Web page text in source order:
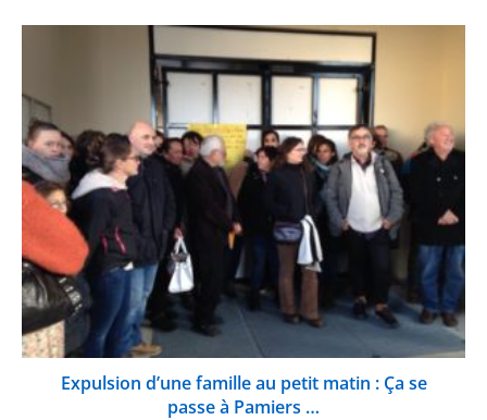
Expulsion d’une famille au petit matin : Ça se
passe à Pamiers …